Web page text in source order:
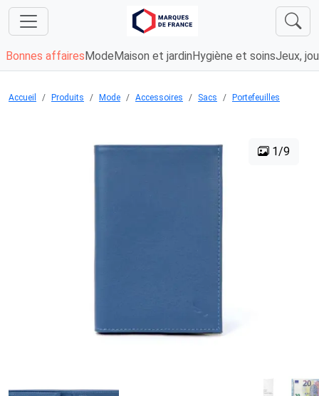
Bonnes affaires Mode Maison et jardin Hygiène et soinsJeux,
Accueil Produits Mode Accessoires Sacs Portefeuilles
1/9